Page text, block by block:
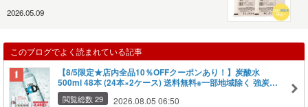
2026.05.09
このブログでよく読まれている記事
【8/5限定★店内全品10％OFFクーポンあり！】炭酸水
500ml 48本 (24本×2ケース) 送料無料※一部地域除く 強炭酸
炭酸 無糖 OZA SODA
閲覧総数 29 2026.08.05 06:50